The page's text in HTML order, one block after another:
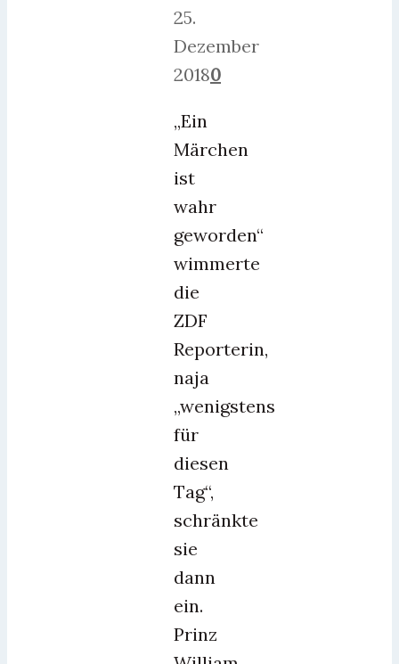
25.
Dezember
20180
„Ein
Märchen
ist
wahr
geworden“
wimmerte
die
ZDF
Reporterin,
naja
„wenigstens
für
diesen
Tag“,
schränkte
sie
dann
ein.
Prinz